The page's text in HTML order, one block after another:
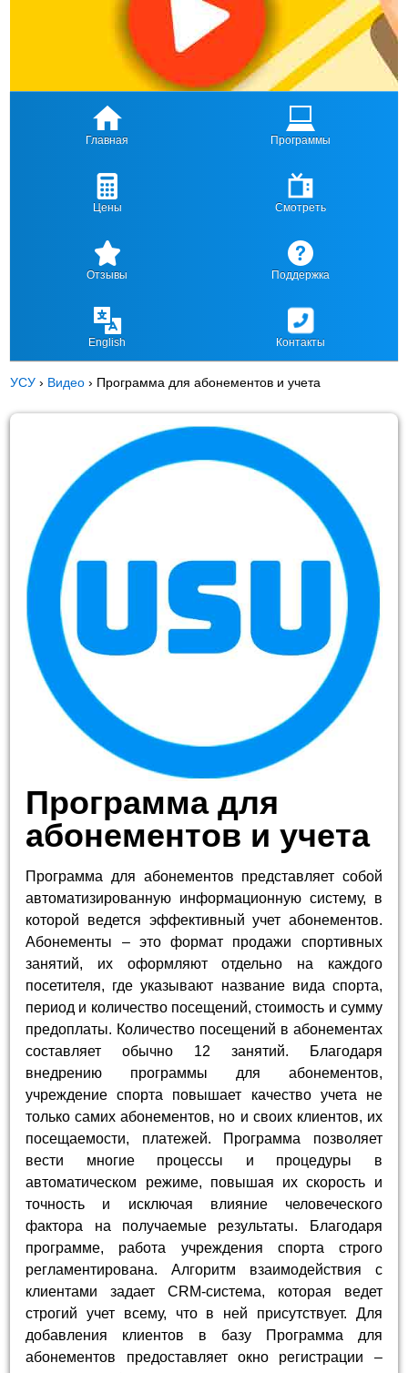
Главная Программы
Цены Смотреть
Отзывы Поддержка
English Контакты
УСУ › Видео › Программа для абонементов и учета
Программа для
абонементов и учета
Программа для абонементов представляет собой
автоматизированную информационную систему, в
которой ведется эффективный учет абонементов.
Абонементы – это формат продажи спортивных
занятий, их оформляют отдельно на каждого
посетителя, где указывают название вида спорта,
период и количество посещений, стоимость и сумму
предоплаты. Количество посещений в абонементах
составляет обычно 12 занятий. Благодаря
внедрению программы для абонементов,
учреждение спорта повышает качество учета не
только самих абонементов, но и своих клиентов, их
посещаемости, платежей. Программа позволяет
вести многие процессы и процедуры в
автоматическом режиме, повышая их скорость и
точность и исключая влияние человеческого
фактора на получаемые результаты. Благодаря
программе, работа учреждения спорта строго
регламентирована. Алгоритм взаимодействия с
клиентами задает CRM-система, которая ведет
строгий учет всему, что в ней присутствует. Для
добавления клиентов в базу Программа для
абонементов предоставляет окно регистрации –